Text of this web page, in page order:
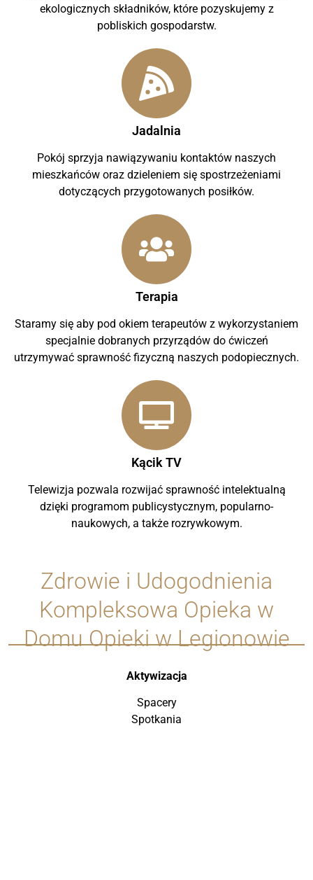
ekologicznych składników, które pozyskujemy z
pobliskich gospodarstw.
Jadalnia
Pokój sprzyja nawiązywaniu kontaktów naszych
mieszkańców oraz dzieleniem się spostrzeżeniami
dotyczących przygotowanych posiłków.
Terapia
Staramy się aby pod okiem terapeutów z wykorzystaniem
specjalnie dobranych przyrządów do ćwiczeń
utrzymywać sprawność fizyczną naszych podopiecznych.
Kącik TV
Telewizja pozwala rozwijać sprawność intelektualną
dzięki programom publicystycznym, popularno-
naukowych, a także rozrywkowym.
Zdrowie i Udogodnienia
Kompleksowa Opieka w
Domu Opieki w Legionowie
Aktywizacja
Spacery
Spotkania